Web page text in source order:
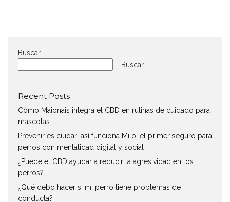
Buscar
Buscar
Recent Posts
Cómo Maionais integra el CBD en rutinas de cuidado para
mascotas
Prevenir es cuidar: así funciona Milo, el primer seguro para
perros con mentalidad digital y social
¿Puede el CBD ayudar a reducir la agresividad en los
perros?
¿Qué debo hacer si mi perro tiene problemas de
conducta?